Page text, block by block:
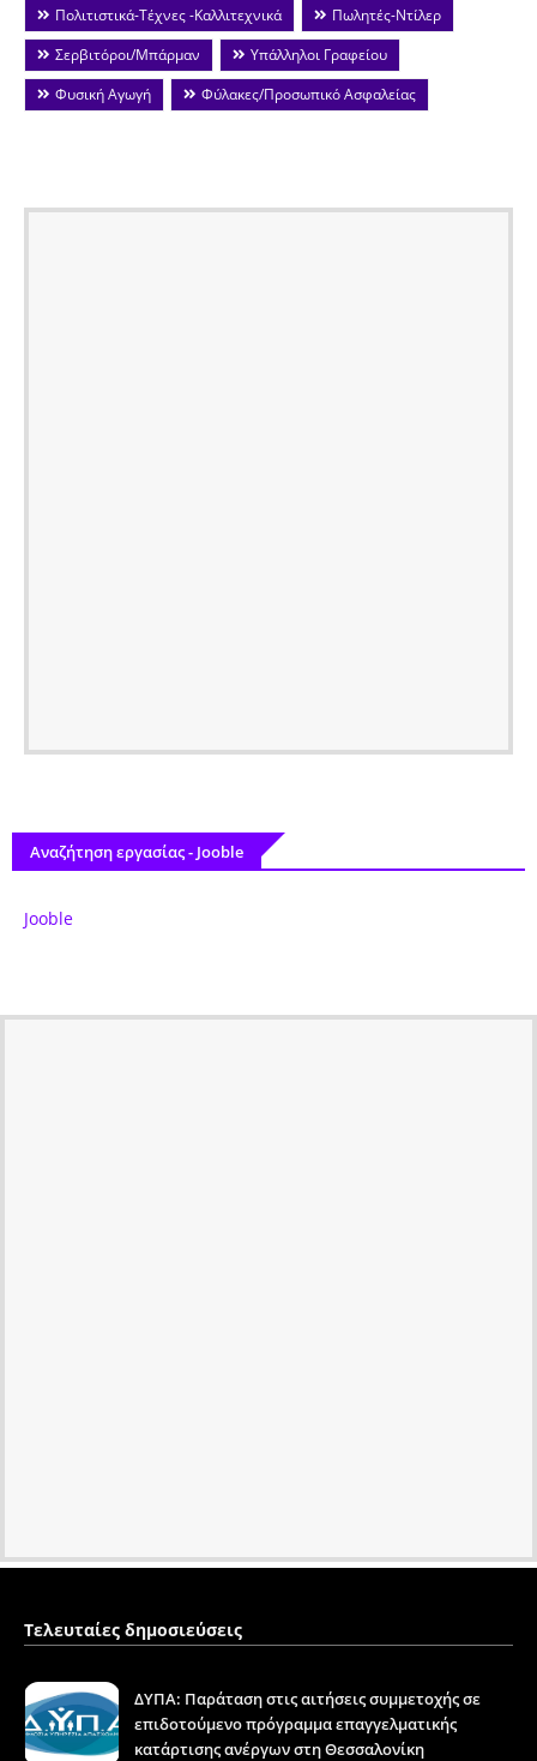
Πολιτιστικά-Τέχνες -Καλλιτεχνικά
Πωλητές-Ντίλερ
Σερβιτόροι/Μπάρμαν
Υπάλληλοι Γραφείου
Φυσική Αγωγή
Φύλακες/Προσωπικό Ασφαλείας
Αναζήτηση εργασίας - Jooble
Jooble
Τελευταίες δημοσιεύσεις
ΔΥΠΑ: Παράταση στις αιτήσεις συμμετοχής σε
επιδοτούμενο πρόγραμμα επαγγελματικής
κατάρτισης ανέργων στη Θεσσαλονίκη